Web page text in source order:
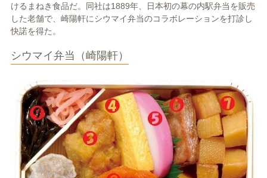
けるまねき食品だ。同社は1889年、日本初の幕の内駅弁当を販売
した老舗で、崎陽軒にシウマイ弁当のコラボレーションを打診し
快諾を得た。
シウマイ弁当（崎陽軒）